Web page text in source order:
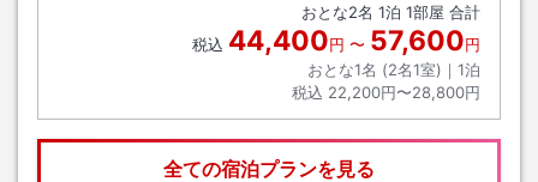
おとな2名 1泊 1部屋 合計
税込 44,400円 〜 57,600円
おとな1名 (2名1室)｜ 1泊
税込 22,200円〜28,800円
全ての宿泊プランを見る